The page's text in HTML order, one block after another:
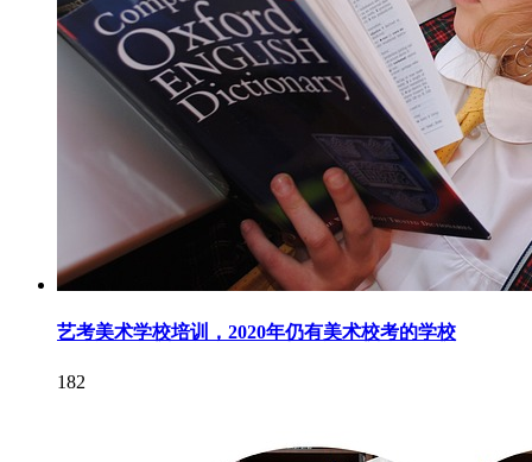
艺考美术学校培训，2020年仍有美术校考的学校
182